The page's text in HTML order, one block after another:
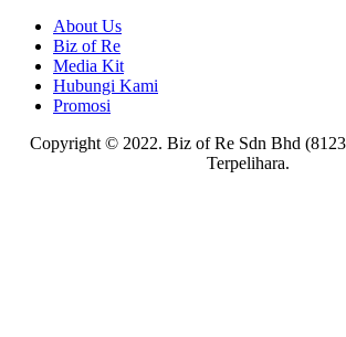
About Us
Biz of Re
Media Kit
Hubungi Kami
Promosi
Copyright © 2022. Biz of Re Sdn Bhd
Terpelihara.